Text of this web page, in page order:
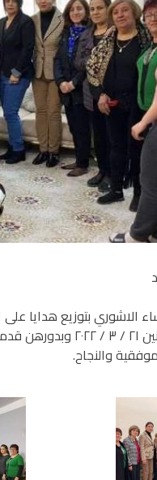
الاشوري بتوزيع هدايا
عيد الام وذلك يوم
والنجاح.